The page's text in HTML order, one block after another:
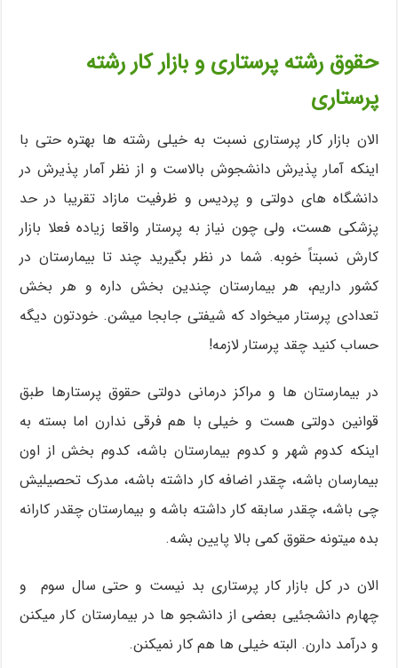
حقوق رشته پرستاری و بازار کار رشته
پرستاری
الان بازار کار پرستاری نسبت به خیلی رشته ها بهتره حتی با
اینکه آمار پذیرش دانشجوش بالاست و از نظر آمار پذیرش در
دانشگاه های دولتی و پردیس و ظرفیت مازاد تقریبا در حد
پزشکی هست، ولی چون نیاز به پرستار واقعا زیاده فعلا بازار
کارش نسبتاً خوبه. شما در نظر بگیرید چند تا بیمارستان در
کشور داریم، هر بیمارستان چندین بخش داره و هر بخش
تعدادی پرستار میخواد که شیفتی جابجا میشن. خودتون دیگه
حساب کنید چقد پرستار لازمه!
در بیمارستان ها و مراکز درمانی دولتی حقوق پرستارها طبق
قوانین دولتی هست و خیلی با هم فرقی ندارن اما بسته به
اینکه کدوم شهر و کدوم بیمارستان باشه، کدوم بخش از اون
بیمارسان باشه، چقدر اضافه کار داشته باشه، مدرک تحصیلیش
چی باشه، چقدر سابقه کار داشته باشه و بیمارستان چقدر کارانه
بده میتونه حقوق کمی بالا پایین بشه.
الان در کل بازار کار پرستاری بد نیست و حتی سال سوم و
چهارم دانشجئیی بعضی از دانشجو ها در بیمارستان کار میکنن
و درآمد دارن. البته خیلی ها هم کار نمیکنن.